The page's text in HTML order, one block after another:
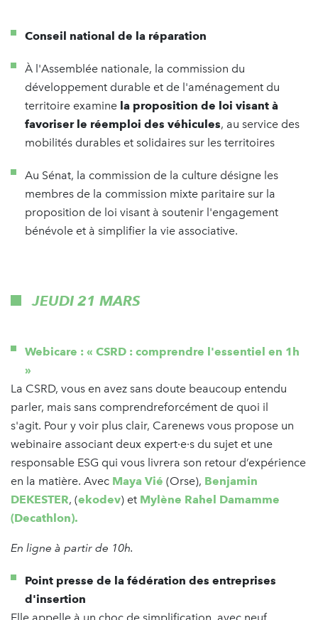
Conseil national de la réparation
À l'Assemblée nationale, la commission du
développement durable et de l'aménagement du
territoire examine la proposition de loi visant à
favoriser le réemploi des véhicules, au service des
mobilités durables et solidaires sur les territoires
Au Sénat, la commission de la culture désigne les
membres de la commission mixte paritaire sur la
proposition de loi visant à soutenir l'engagement
bénévole et à simplifier la vie associative.
JEUDI 21 MARS
Webicare : « CSRD : comprendre l'essentiel en 1h
»
La CSRD, vous en avez sans doute beaucoup entendu
parler, mais sans comprendreforcément de quoi il
s'agit. Pour y voir plus clair, Carenews vous propose un
webinaire associant deux expert·e·s du sujet et une
responsable ESG qui vous livrera son retour d’expérience
en la matière. Avec Maya Vié (Orse), Benjamin
DEKESTER, (ekodev) et Mylène Rahel Damamme
(Decathlon).
En ligne à partir de 10h.
Point presse de la fédération des entreprises
d'insertion
Elle appelle à un choc de simplification, avec neuf